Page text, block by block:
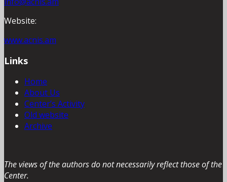
Website:
www.acnis.am
Links
Home
About Us
Center’s Activity
Old website
Archive
The views of the authors do not necessarily reflect those of the
Center.